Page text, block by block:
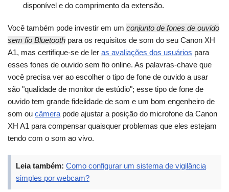
disponível e do comprimento da extensão.
Você também pode investir em um conjunto de fones de ouvido
sem fio Bluetooth para os requisitos de som do seu Canon XH
A1, mas certifique-se de ler as avaliações dos usuários para
esses fones de ouvido sem fio online. As palavras-chave que
você precisa ver ao escolher o tipo de fone de ouvido a usar
são "qualidade de monitor de estúdio"; esse tipo de fone de
ouvido tem grande fidelidade de som e um bom engenheiro de
som ou câmera pode ajustar a posição do microfone da Canon
XH A1 para compensar quaisquer problemas que eles estejam
tendo com o som ao vivo.
Leia também: Como configurar um sistema de vigilância
simples por webcam?